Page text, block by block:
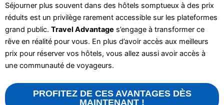
Séjourner plus souvent dans des hôtels somptueux à des prix
réduits est un privilège rarement accessible sur les plateformes
grand public. Travel Advantage s’engage à transformer ce
rêve en réalité pour vous. En plus d’avoir accès aux meilleurs
prix pour réserver vos hôtels, vous allez aussi avoir accès à
une communauté de voyageurs.
PROFITEZ DE CES AVANTAGES DÈS
MAINTENANT !